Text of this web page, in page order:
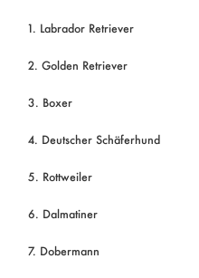
1. Labrador Retriever
2. Golden Retriever
3. Boxer
4. Deutscher Schäferhund
5. Rottweiler
6. Dalmatiner
7. Dobermann